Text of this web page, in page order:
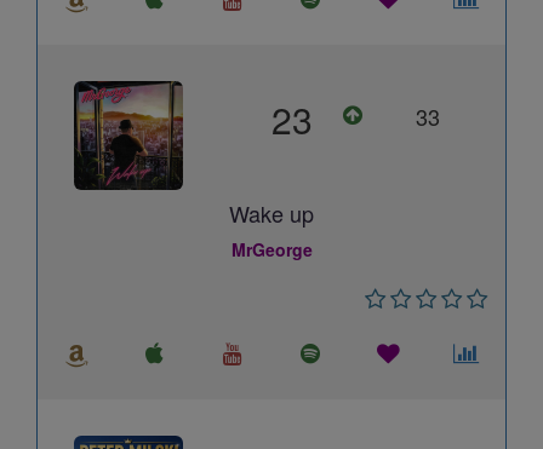
23 33
Wake up
MrGeorge